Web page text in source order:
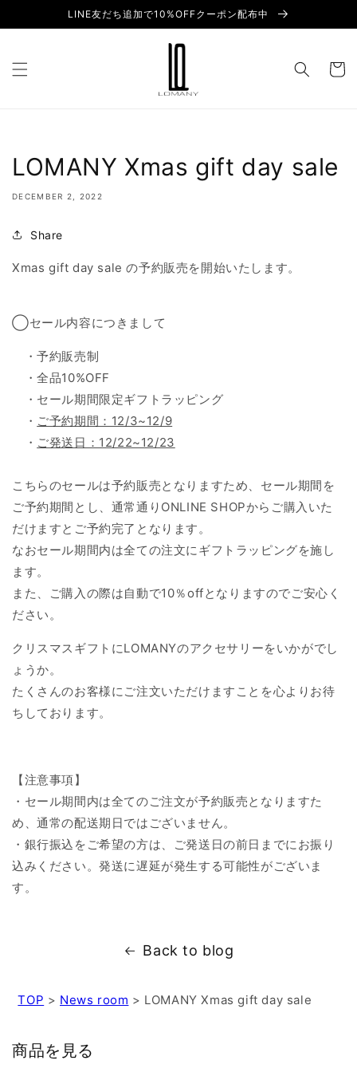
content
LINE友だち追加で10%OFFクーポン配布中
Cart
LOMANY Xmas gift day sale
DECEMBER 2, 2022
Share
Xmas gift day sale の予約販売を開始いたします。
◯セール内容につきまして
・予約販売制
・全品10%OFF
・セール期間限定ギフトラッピング
・ ご予約期間：12/3~12/9
・ ご発送日：12/22~12/23
こちらのセールは予約販売となりますため、セール期間を
ご予約期間とし、通常通りONLINE SHOPからご購入いた
だけますとご予約完了となります。
なおセール期間内は全ての注文にギフトラッピングを施し
ます。
また、ご購入の際は自動で10％offとなりますのでご安心く
ださい。
クリスマスギフトにLOMANYのアクセサリーをいかがでし
ょうか。
たくさんのお客様にご注文いただけますことを心よりお待
ちしております。
【注意事項】
・セール期間内は全てのご注文が予約販売となりますた
め、通常の配送期日ではございません。
・銀行振込をご希望の方は、ご発送日の前日までにお振り
込みください。発送に遅延が発生する可能性がございま
す。
Back to blog
TOP > News room > LOMANY Xmas gift day sale
商品を見る